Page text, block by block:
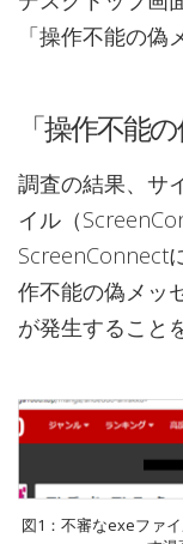
「操作不能の偽
「操作不能
調査の結果、サ
イル（
ScreenConnect
作不能の偽メッ
が発生すること
図1：不審なexeファ